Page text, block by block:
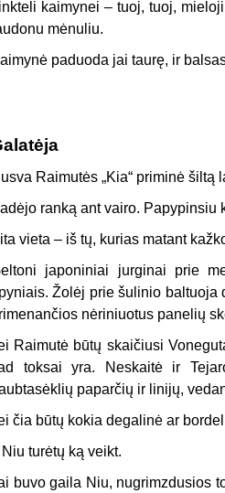
kaimynei – tuoj, tuoj,
mėnuliu.
paduoda jai taurę, ir
Raimutės „Kia“ priminė
ranką ant vairo. Papypinsiu
vieta – iš tų, kurias matant
japoniniai jurginai prie
Žolėj prie šulinio baltuoja
nėriniuotus panelių
Raimutė būtų skaičiusi
toksai yra. Neskaitė ir
paparčių ir linijų,
čia būtų kokia degalinė ar
Niu turėtų ką veikt.
buvo gaila Niu, nugrimzdusios